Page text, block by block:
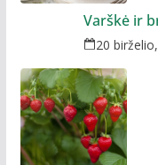
Varškė ir
20